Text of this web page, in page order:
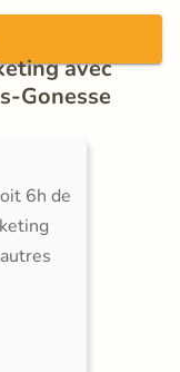
avec
Gonesse
6h de